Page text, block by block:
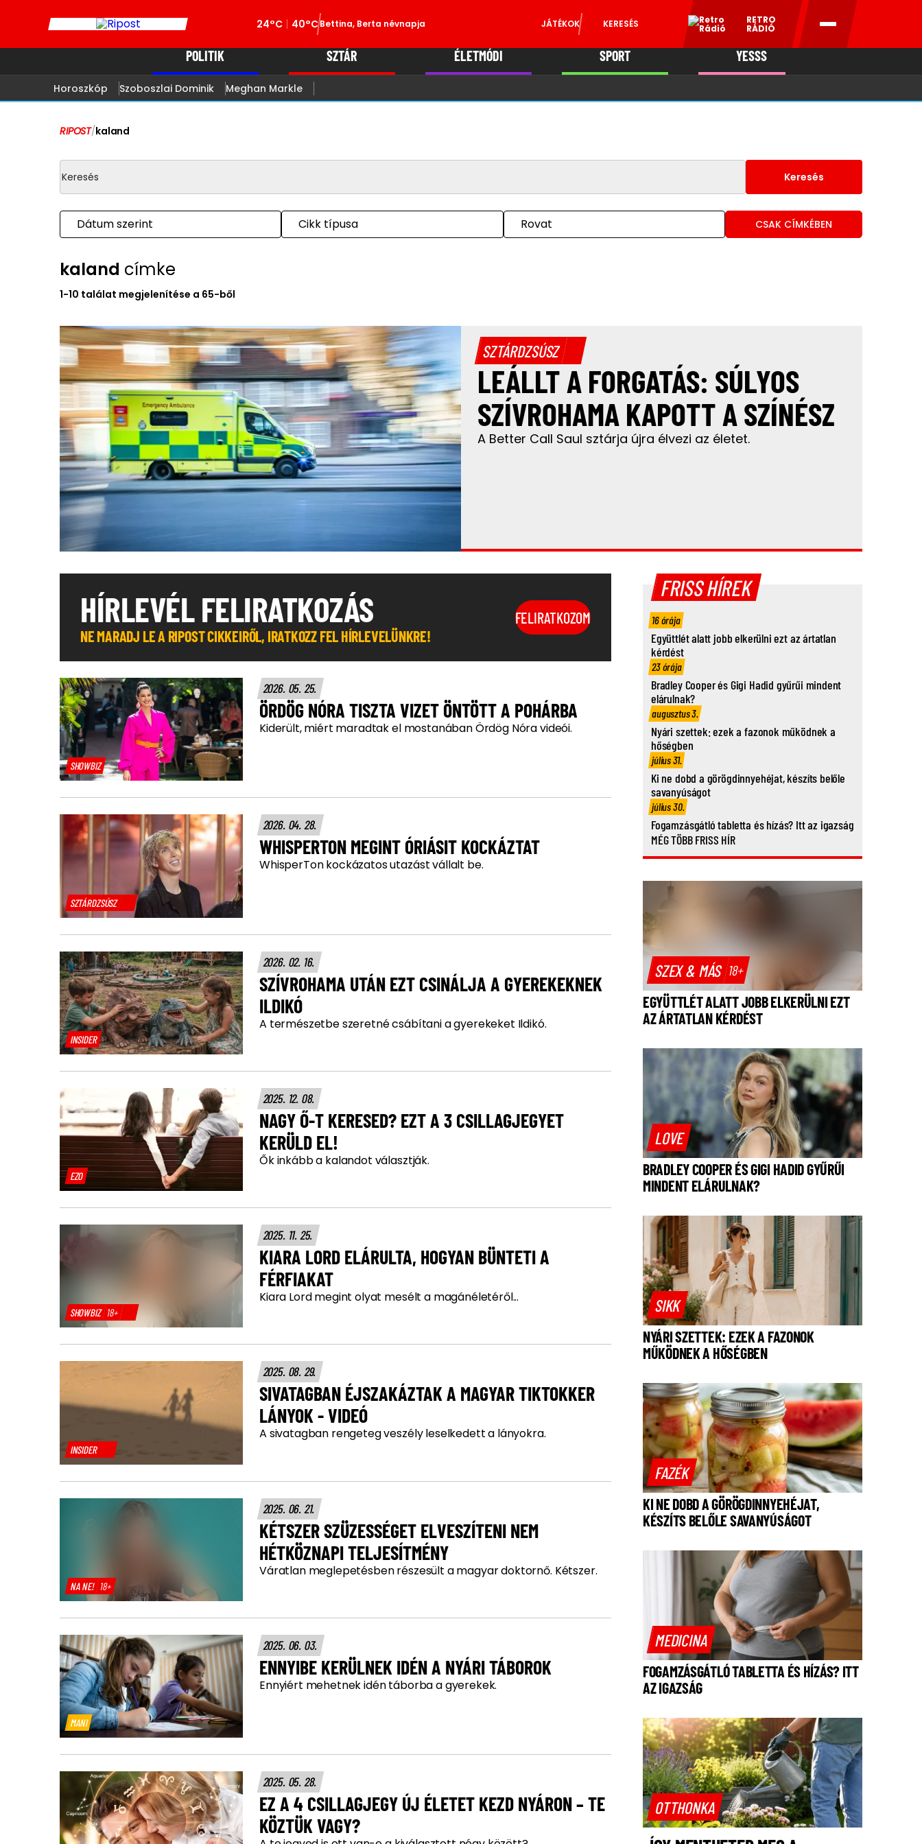
24°C 40°CBettina, Berta névnapja JÁTÉKOK KERESÉS RETRO
RÁDIÓ
POLITIK SZTÁR ÉLETMÓDI SPORT YESSS
Horoszkóp Szoboszlai Dominik Meghan Markle
RIPOST/kaland
Keresés
Dátum szerint Cikk típusa Rovat CSAK CÍMKÉBEN
kaland címke
1-10 találat megjelenítése a 65-ből
SZTÁRDZSÚSZ
LEÁLLT A FORGATÁS: SÚLYOS
SZÍVROHAMA KAPOTT A SZÍNÉSZ
A Better Call Saul sztárja újra élvezi az életet.
HÍRLEVÉL FELIRATKOZÁS
NE MARADJ LE A RIPOST CIKKEIRŐL, IRATKOZZ FEL HÍRLEVELÜNKRE!
FELIRATKOZOM
SHOWBIZ
2026. 05. 25.
ÖRDÖG NÓRA TISZTA VIZET ÖNTÖTT A POHÁRBA
Kiderült, miért maradtak el mostanában Ördög Nóra videói.
SZTÁRDZSÚSZ
2026. 04. 28.
WHISPERTON MEGINT ÓRIÁSIT KOCKÁZTAT
WhisperTon kockázatos utazást vállalt be.
INSIDER
2026. 02. 16.
SZÍVROHAMA UTÁN EZT CSINÁLJA A GYEREKEKNEK
ILDIKÓ
A természetbe szeretné csábítani a gyerekeket Ildikó.
EZO
2025. 12. 08.
NAGY Ő-T KERESED? EZT A 3 CSILLAGJEGYET
KERÜLD EL!
Ők inkább a kalandot választják.
SHOWBIZ 18+
2025. 11. 25.
KIARA LORD ELÁRULTA, HOGYAN BÜNTETI A
FÉRFIAKAT
Kiara Lord megint olyat mesélt a magánéletéről...
INSIDER
2025. 08. 29.
SIVATAGBAN ÉJSZAKÁZTAK A MAGYAR TIKTOKKER
LÁNYOK - VIDEÓ
A sivatagban rengeteg veszély leselkedett a lányokra.
NA NE! 18+
2025. 06. 21.
KÉTSZER SZÜZESSÉGET ELVESZÍTENI NEM
HÉTKÖZNAPI TELJESÍTMÉNY
Váratlan meglepetésben részesült a magyar doktornő. Kétszer.
MANI
2025. 06. 03.
ENNYIBE KERÜLNEK IDÉN A NYÁRI TÁBOROK
Ennyiért mehetnek idén táborba a gyerekek.
2025. 05. 28.
EZ A 4 CSILLAGJEGY ÚJ ÉLETET KEZD NYÁRON – TE
KÖZTÜK VAGY?
FRISS HÍREK
16 órája
Együttlét alatt jobb elkerülni ezt az ártatlan
kérdést
23 órája
Bradley Cooper és Gigi Hadid gyűrűi mindent
elárulnak?
augusztus 3.
Nyári szettek: ezek a fazonok működnek a
hőségben
július 31.
Ki ne dobd a görögdinnyehéjat, készíts belőle
savanyúságot
július 30.
Fogamzásgátló tabletta és hízás? Itt az igazság
MÉG TÖBB FRISS HÍR
SZEX & MÁS 18+
EGYÜTTLÉT ALATT JOBB ELKERÜLNI EZT
AZ ÁRTATLAN KÉRDÉST
LOVE
BRADLEY COOPER ÉS GIGI HADID GYŰRŰI
MINDENT ELÁRULNAK?
SIKK
NYÁRI SZETTEK: EZEK A FAZONOK
MŰKÖDNEK A HŐSÉGBEN
FAZÉK
KI NE DOBD A GÖRÖGDINNYEHÉJAT,
KÉSZÍTS BELŐLE SAVANYÚSÁGOT
MEDICINA
FOGAMZÁSGÁTLÓ TABLETTA ÉS HÍZÁS? ITT
AZ IGAZSÁG
OTTHONKA